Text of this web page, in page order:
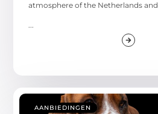
atmosphere of the Netherlands and
AANBIEDINGEN